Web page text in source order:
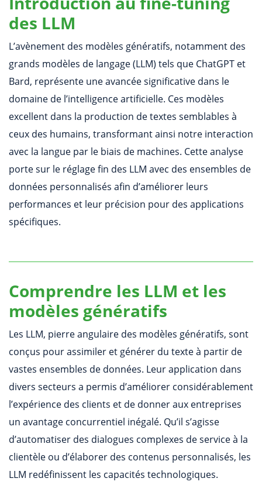
des LLM
L’avènement des modèles génératifs, notamment des
grands modèles de langage (LLM) tels que ChatGPT et
Bard, représente une avancée significative dans le
domaine de l’intelligence artificielle. Ces modèles
excellent dans la production de textes semblables à
ceux des humains, transformant ainsi notre interaction
avec la langue par le biais de machines. Cette analyse
porte sur le réglage fin des LLM avec des ensembles de
données personnalisés afin d’améliorer leurs
performances et leur précision pour des applications
spécifiques.
Comprendre les LLM et les
modèles génératifs
Les LLM, pierre angulaire des modèles génératifs, sont
conçus pour assimiler et générer du texte à partir de
vastes ensembles de données. Leur application dans
divers secteurs a permis d’améliorer considérablement
l’expérience des clients et de donner aux entreprises
un avantage concurrentiel inégalé. Qu’il s’agisse
d’automatiser des dialogues complexes de service à la
clientèle ou d’élaborer des contenus personnalisés, les
LLM redéfinissent les capacités technologiques.